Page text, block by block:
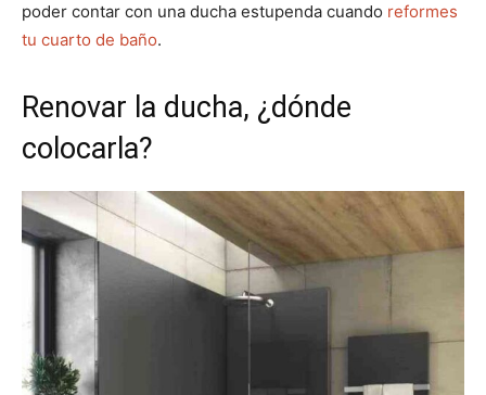
poder contar con una ducha estupenda cuando reformes
tu cuarto de baño.
Renovar la ducha, ¿dónde
colocarla?